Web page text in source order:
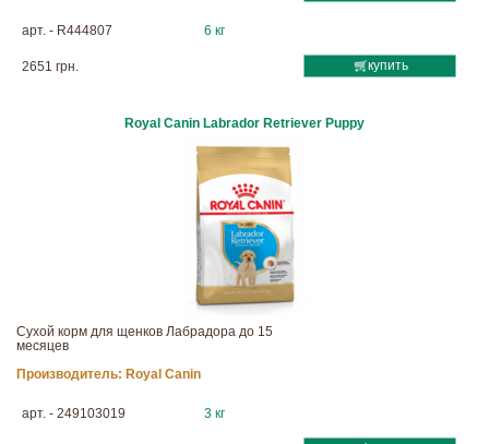
арт. - R444807 6 кг
2651 грн. купить
Royal Canin Labrador Retriever Puppy
Сухой корм для щенков Лабрадора до 15
месяцев
Производитель: Royal Canin
арт. - 249103019 3 кг